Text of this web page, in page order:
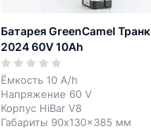
Батарея GreenCamel Транк
2024 60V 10Ah
Ёмкость 10 A/h
Напряжение 60 V
Корпус HiBar V8
Габариты 90x130x385 мм